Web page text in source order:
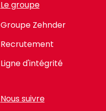
Le groupe
Groupe Zehnder
Recrutement
Ligne d'intégrité
Nous suivre